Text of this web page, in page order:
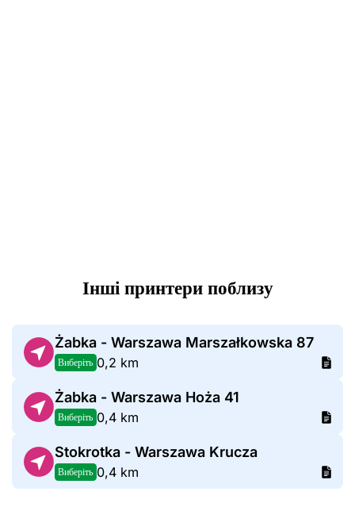
Інші принтери поблизу
Żabka - Warszawa Marszałkowska 87
Виберіть 0,2 km
Żabka - Warszawa Hoża 41
Виберіть 0,4 km
Stokrotka - Warszawa Krucza
Виберіть 0,4 km